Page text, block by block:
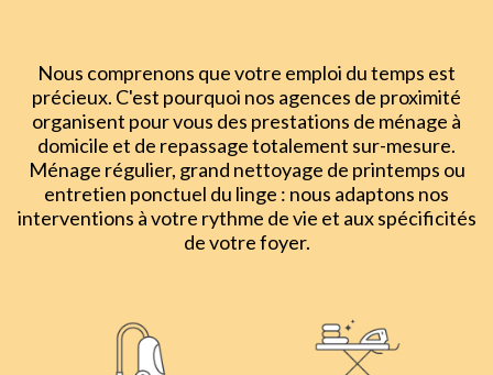
Nous comprenons que votre emploi du temps est
précieux. C'est pourquoi nos agences de proximité
organisent pour vous des prestations de ménage à
domicile et de repassage totalement sur-mesure.
Ménage régulier, grand nettoyage de printemps ou
entretien ponctuel du linge : nous adaptons nos
interventions à votre rythme de vie et aux spécificités
de votre foyer.